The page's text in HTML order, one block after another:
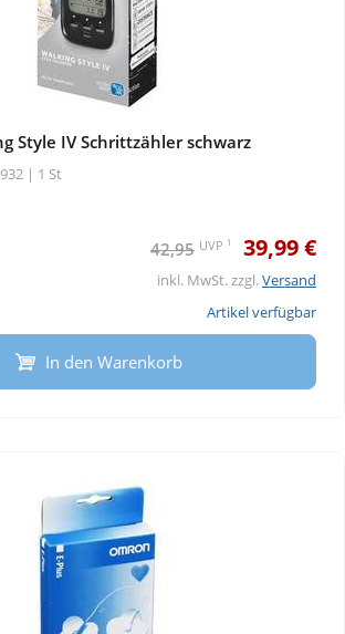
Style IV Schrittzähler schwarz
| 1 St
42,95 UVP 1 39,99 €
inkl. MwSt. zzgl.Versand
Artikel verfügbar
In den Warenkorb